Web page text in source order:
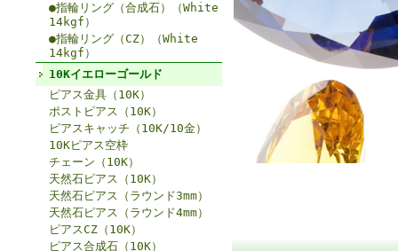
●指輪リング（合成石）（White
14kgf）
●指輪リング（CZ）（White
14kgf）
10Kイエローゴールド
ピアス金具（10K）
ポストピアス（10K）
ピアスキャッチ（10K/10金）
10Kピアス空枠
チェーン（10K）
天然石ピアス（10K）
天然石ピアス（ラウンド3mm）
天然石ピアス（ラウンド4mm）
ピアスCZ（10K）
ピアス合成石（10K）